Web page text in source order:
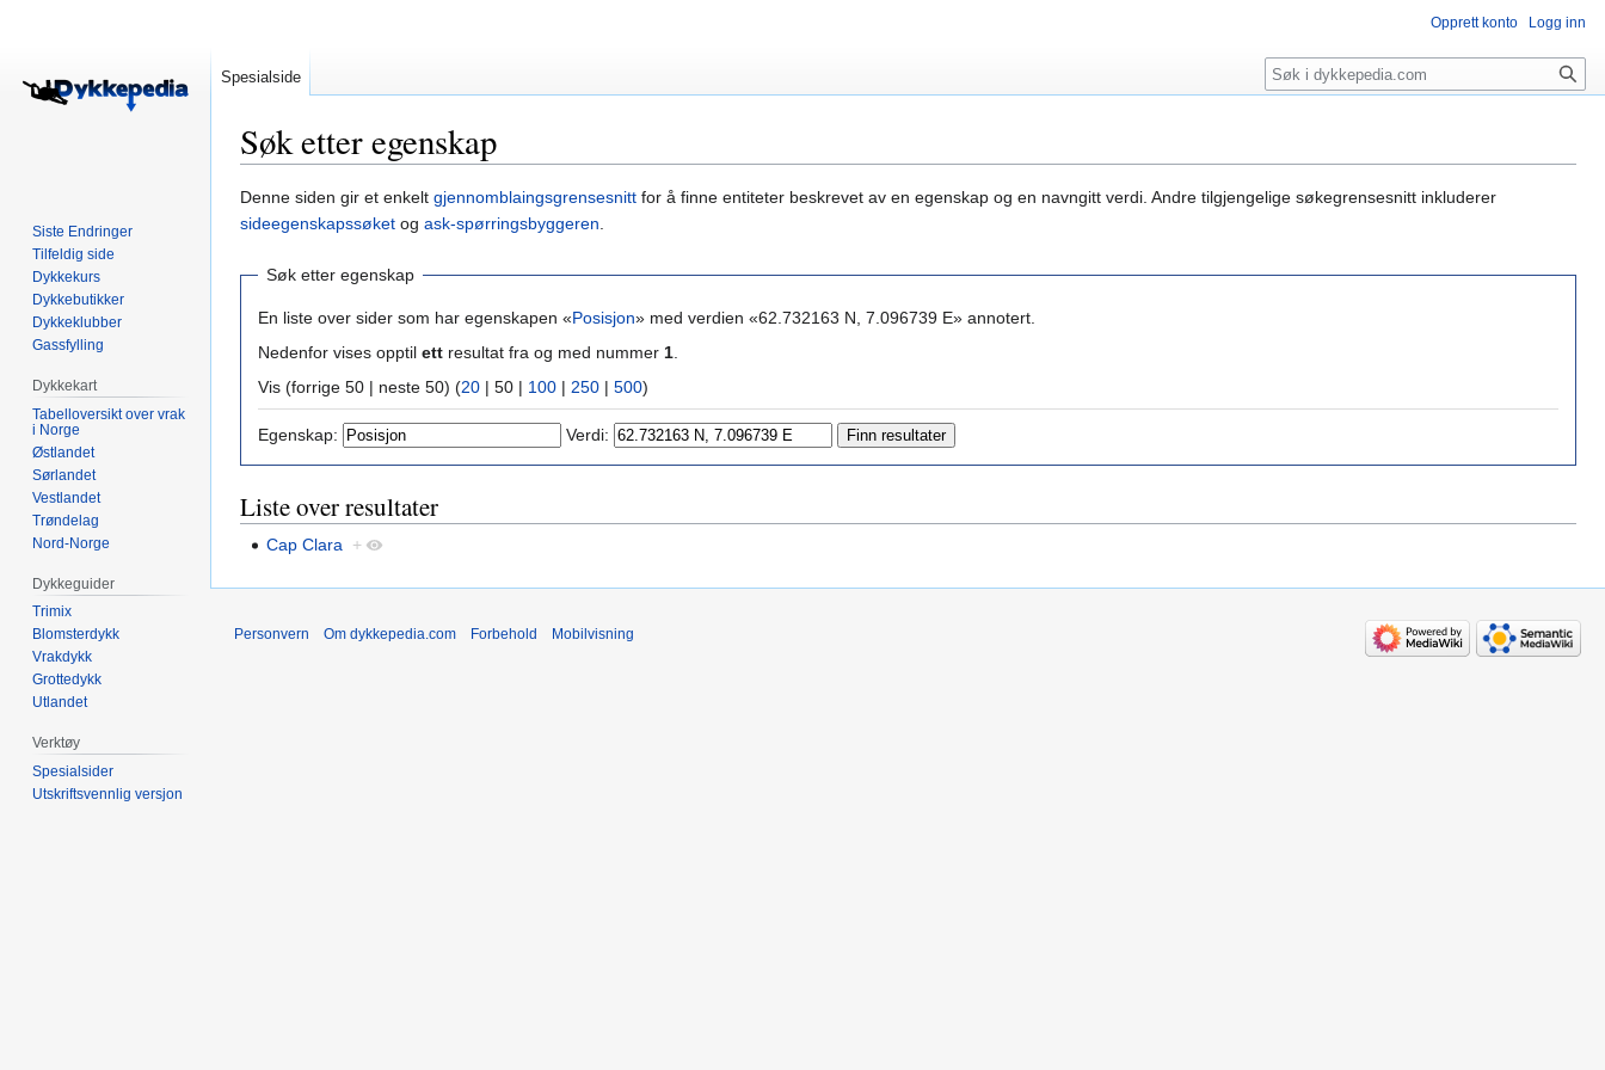
Søk etter egenskap
Hopp
til
Hopp
til
Denne siden gir et enkelt gjennomblaingsgrensesnitt for å finne entiteter beskrevet av en egenskap og en navngitt verdi. Andre tilgjengelige søkegrensesnitt inkluderer
sideegenskapssøket og ask-spørringsbyggeren.
Søk etter egenskap
En liste over sider som har egenskapen «Posisjon» med verdien «62.732163 N, 7.096739 E» annotert.
Nedenfor vises opptil ett resultat fra og med nummer 1.
Vis (forrige 50 | neste 50) (20 | 50 | 100 | 250 | 500)
Egenskap: Verdi:
Liste over resultater
Cap Clara +
Opprett konto Logg inn
Spesialside Søk
Siste Endringer
Tilfeldig side
Dykkekurs
Dykkebutikker
Dykkeklubber
Gassfylling
Dykkekart
Tabelloversikt over vrak
i Norge
Østlandet
Sørlandet
Vestlandet
Trøndelag
Nord-Norge
Dykkeguider
Trimix
Blomsterdykk
Vrakdykk
Grottedykk
Utlandet
Verktøy
Spesialsider
Utskriftsvennlig versjon
Personvern Om dykkepedia.com Forbehold Mobilvisning